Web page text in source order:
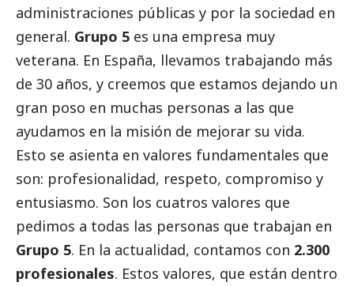
administraciones públicas y por la sociedad en
general. Grupo 5 es una empresa muy
veterana. En España, llevamos trabajando más
de 30 años, y creemos que estamos dejando un
gran poso en muchas personas a las que
ayudamos en la misión de mejorar su vida.
Esto se asienta en valores fundamentales que
son: profesionalidad, respeto, compromiso y
entusiasmo. Son los cuatros valores que
pedimos a todas las personas que trabajan en
Grupo 5. En la actualidad, contamos con 2.300
profesionales. Estos valores, que están dentro